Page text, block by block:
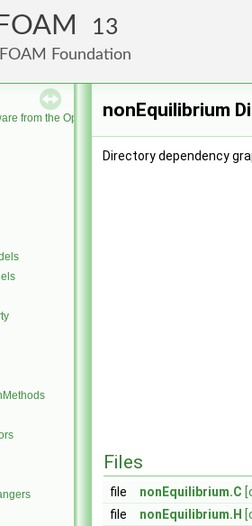
13
Foundation
from the OpenFOAM Foundation
nonEquilibrium
Directory dependency
Files
file nonEquilibrium.C
file
nonEquilibrium.H